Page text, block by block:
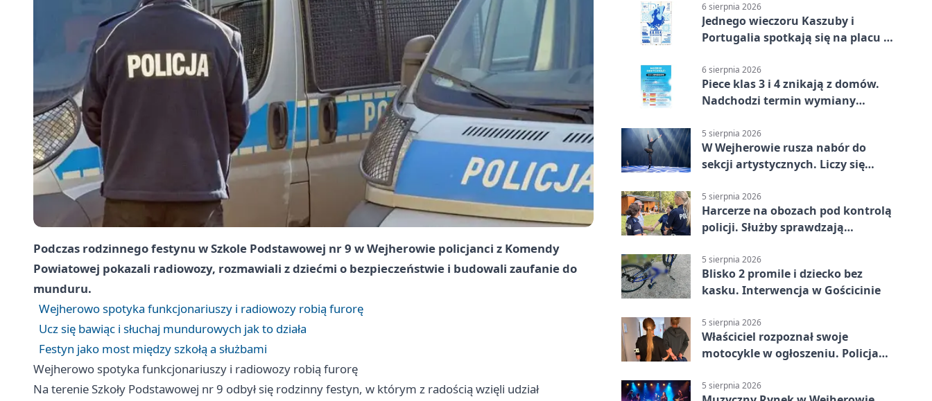
Podczas rodzinnego festynu w Szkole Podstawowej nr 9 w Wejherowie policjanci z Komendy
Powiatowej pokazali radiowozy, rozmawiali z dziećmi o bezpieczeństwie i budowali zaufanie do
munduru.
Wejherowo spotyka funkcjonariuszy i radiowozy robią furorę
Ucz się bawiąc i słuchaj mundurowych jak to działa
Festyn jako most między szkołą a służbami
Wejherowo spotyka funkcjonariuszy i radiowozy robią furorę
Na terenie Szkoły Podstawowej nr 9 odbył się rodzinny festyn, w którym z radością wzięli udział
6 sierpnia 2026
Jednego wieczoru Kaszuby i
Portugalia spotkają się na placu w
6 sierpnia 2026
Piece klas 3 i 4 znikają z domów.
Nadchodzi termin wymiany
5 sierpnia 2026
W Wejherowie rusza nabór do
sekcji artystycznych. Liczy się
5 sierpnia 2026
Harcerze na obozach pod kontrolą
policji. Służby sprawdzają
5 sierpnia 2026
Blisko 2 promile i dziecko bez
kasku. Interwencja w Gościcinie
5 sierpnia 2026
Właściciel rozpoznał swoje
motocykle w ogłoszeniu. Policja
5 sierpnia 2026